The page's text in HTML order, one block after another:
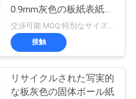
0.9mm灰色の板紙表紙の
強い剛さ
接触
リサイクルされた写実的
な板灰色の固体ボール紙